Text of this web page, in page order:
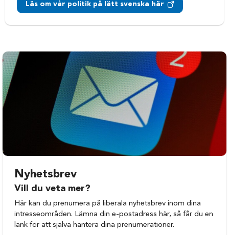
Läs om vår politik på lätt svenska här
Nyhetsbrev
Vill du veta mer?
Här kan du prenumera på liberala nyhetsbrev inom dina
intresseområden. Lämna din e-postadress här, så får du en
länk för att själva hantera dina prenumerationer.